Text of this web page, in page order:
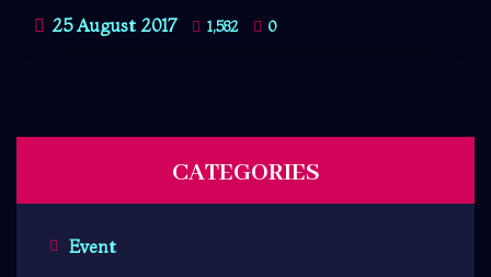
25 August 2017 1,582 0
CATEGORIES
Event